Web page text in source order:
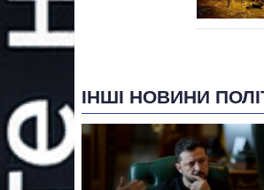
ІНШІ НОВИНИ